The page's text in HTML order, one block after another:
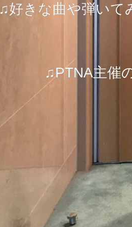
♫好きな曲や弾いて
♫PTNA主催